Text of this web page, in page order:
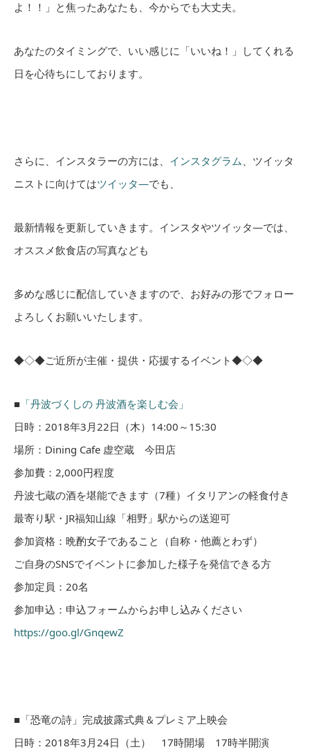
よ！！」と焦ったあなたも、今からでも大丈夫。
あなたのタイミングで、いい感じに「いいね！」してくれる
日を心待ちにしております。
さらに、インスタラーの方には、 インスタグラム、ツイッタ
ニストに向けてはツイッタ―でも、
最新情報を更新していきます。インスタやツイッタ―では、
オススメ飲食店の写真なども
多めな感じに配信していきますので、お好みの形でフォロー
よろしくお願いいたします。
◆◇◆ご近所が主催・提供・応援するイベント◆◇◆
■ 「丹波づくしの 丹波酒を楽しむ会」
日時：2018年3月22日（木）14:00～15:30
場所：Dining Cafe 虚空蔵 今田店
参加費：2,000円程度
丹波七蔵の酒を堪能できます（7種）イタリアンの軽食付き
最寄り駅・JR福知山線「相野」駅からの送迎可
参加資格：晩酌女子であること（自称・他薦とわず）
ご自身のSNSでイベントに参加した様子を発信できる方
参加定員：20名
参加申込：申込フォームからお申し込みください
https://goo.gl/GnqewZ
■「恐竜の詩」完成披露式典＆プレミア上映会
日時：2018年3月24日（土） 17時開場 17時半開演